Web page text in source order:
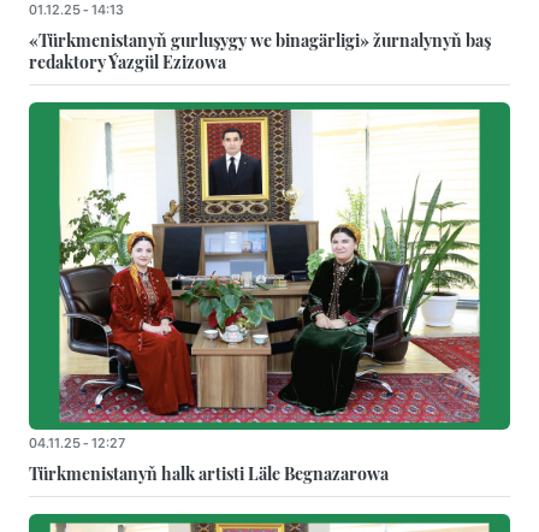
01.12.25 - 14:13
«Türkmenistanyň gurluşygy we binagärligi» žurnalynyň baş
redaktory Ýazgül Ezizowa
04.11.25 - 12:27
Türkmenistanyň halk artisti Läle Begnazarowa